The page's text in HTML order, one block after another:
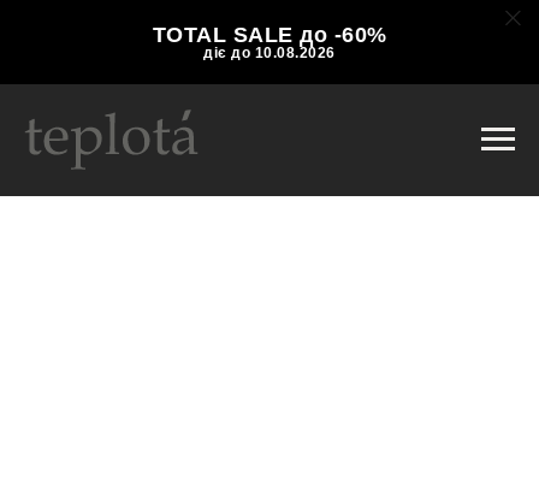
TOTAL SALE до -60%
діє до 10.08.2026